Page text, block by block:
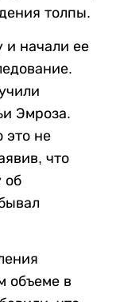
толпы.
и начали ее
Эмроза.
это не
что
об
объеме в